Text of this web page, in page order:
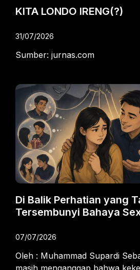
KITA LONDO IRENG(?)
31/07/2026
Sumber: jurnas.com
Di Balik Perhatian yang
Tersembunyi Bahaya
07/07/2026
Oleh : Muhammad Supardi